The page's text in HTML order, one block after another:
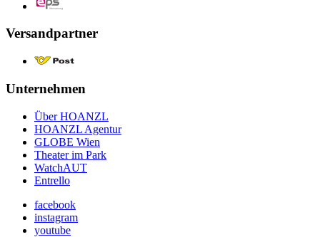
Versandpartner
Unternehmen
Über HOANZL
HOANZL Agentur
GLOBE Wien
Theater im Park
WatchAUT
Entrello
facebook
instagram
youtube